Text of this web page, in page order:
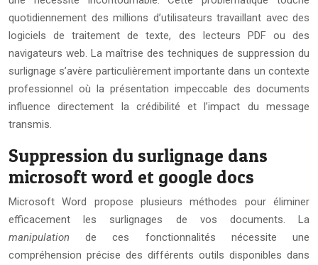
quotidiennement des millions d’utilisateurs travaillant avec des
logiciels de traitement de texte, des lecteurs PDF ou des
navigateurs web. La maîtrise des techniques de suppression du
surlignage s’avère particulièrement importante dans un contexte
professionnel où la présentation impeccable des documents
influence directement la crédibilité et l’impact du message
transmis.
Suppression du surlignage dans
microsoft word et google docs
Microsoft Word propose plusieurs méthodes pour éliminer
efficacement les surlignages de vos documents. La
manipulationde ces fonctionnalités nécessite une
compréhension précise des différents outils disponibles dans